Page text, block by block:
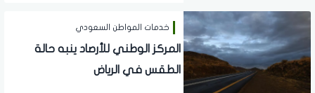
خدمات المواطن السعودي
المركز الوطني للأرصاد ينبه حالة
الطقس في الرياض